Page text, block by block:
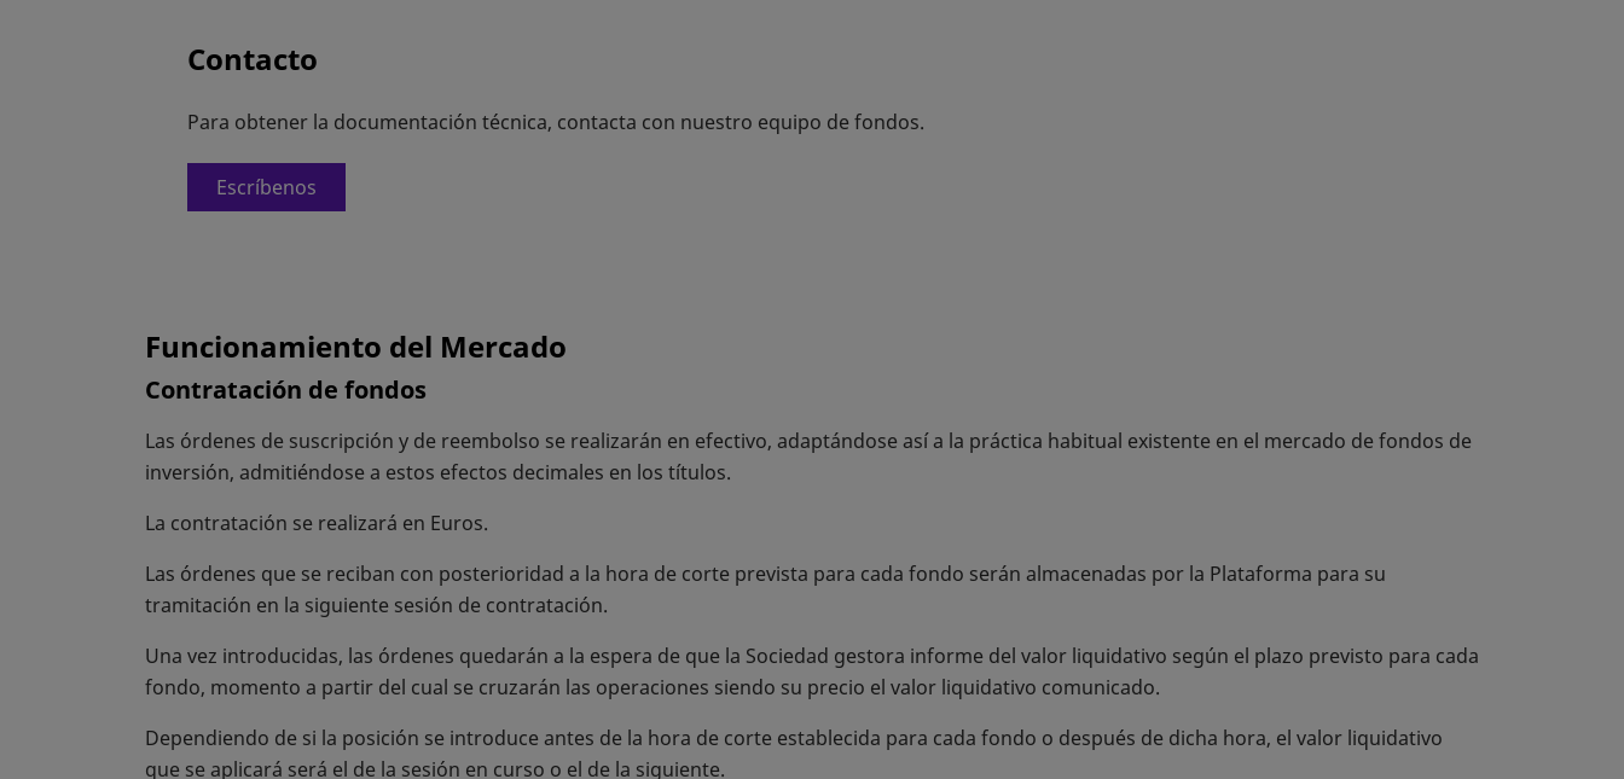
Contacto
Para obtener la documentación técnica, contacta con nuestro equipo de fondos.
Escríbenos
Funcionamiento del Mercado
Contratación de fondos
Las órdenes de suscripción y de reembolso se realizarán en efectivo, adaptándose así a la práctica habitual existente en el mercado de fondos de
inversión, admitiéndose a estos efectos decimales en los títulos.
La contratación se realizará en Euros.
Las órdenes que se reciban con posterioridad a la hora de corte prevista para cada fondo serán almacenadas por la Plataforma para su
tramitación en la siguiente sesión de contratación.
Una vez introducidas, las órdenes quedarán a la espera de que la Sociedad gestora informe del valor liquidativo según el plazo previsto para cada
fondo, momento a partir del cual se cruzarán las operaciones siendo su precio el valor liquidativo comunicado.
Dependiendo de si la posición se introduce antes de la hora de corte establecida para cada fondo o después de dicha hora, el valor liquidativo
que se aplicará será el de la sesión en curso o el de la siguiente.